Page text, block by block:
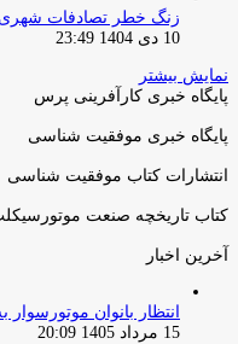
زنگ خطر تصادفات شهری
10 دی 1404 23:49
نمایش بیشتر
پایگاه خبری کارآفرینی پرس
پایگاه خبری موفقیت شناسی
انتشارات کتاب موفقیت شناسی
کتاب تاریخچه صنعت
آخرین اخبار
انتظار بانوان
15 مرداد 1405 20:09